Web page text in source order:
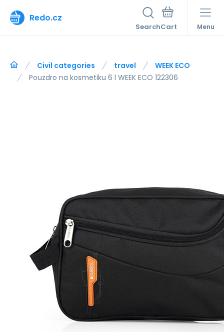
Redo.cz
Search Menu
Civil categories travel
WEEK ECO
Pouzdro na kosmetiku 6 l WEEK ECO 122306